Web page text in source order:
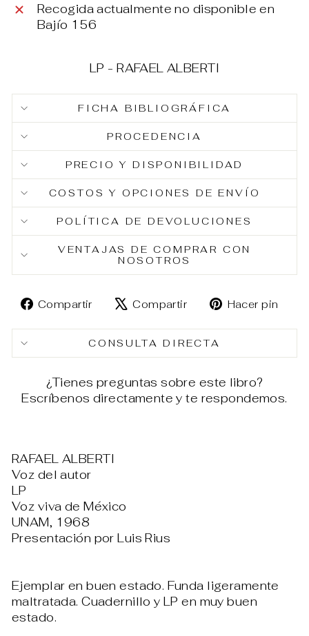
Recogida actualmente no disponible en
Bajío 156
LP - RAFAEL ALBERTI
FICHA BIBLIOGRÁFICA
PROCEDENCIA
PRECIO Y DISPONIBILIDAD
COSTOS Y OPCIONES DE ENVÍO
POLÍTICA DE DEVOLUCIONES
VENTAJAS DE COMPRAR CON
NOSOTROS
Compartir
Compartir
Facebook
Compartir
Tuitear
X
Hacer pin
CONSULTA DIRECTA
¿Tienes preguntas sobre este libro?
Escríbenos directamente y te respondemos.
RAFAEL ALBERTI
Voz del autor
LP
Voz viva de México
UNAM, 1968
Presentación por Luis Rius
Ejemplar en buen estado. Funda ligeramente
maltratada. Cuadernillo y LP en muy buen
estado.